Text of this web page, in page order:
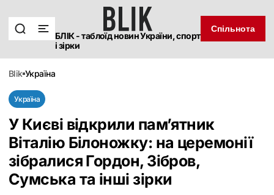
БЛІК - таблоїд новин України, спорт
і зірки
Спільнота
blik україна
Україна
У Києві відкрили пам’ятник
Віталію Білоножку: на церемонії
зібралися Гордон, Зібров,
Сумська та інші зірки